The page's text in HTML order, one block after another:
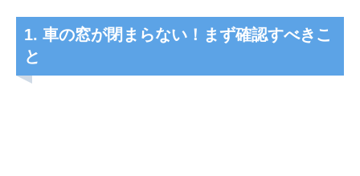
1. 車の窓が閉まらない！まず確認すべきこ
と